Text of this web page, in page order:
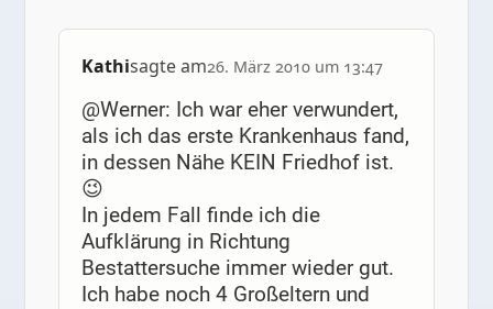
Kathisagte am26. März 2010 um 13:47
@Werner: Ich war eher verwundert,
als ich das erste Krankenhaus fand,
in dessen Nähe KEIN Friedhof ist.
😉
In jedem Fall finde ich die
Aufklärung in Richtung
Bestattersuche immer wieder gut.
Ich habe noch 4 Großeltern und